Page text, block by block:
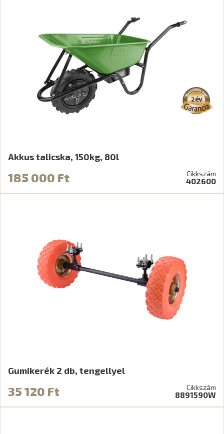
Akkus talicska, 150kg, 80l
185 000 Ft Cikkszám
402600
Gumikerék 2 db, tengellyel
35 120 Ft Cikkszám
8891590W